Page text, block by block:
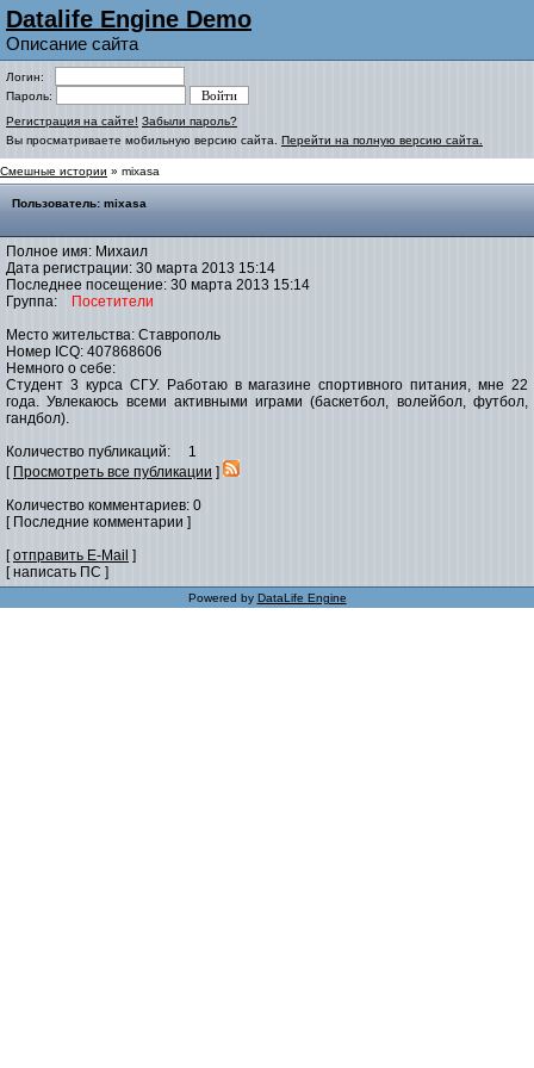
Datalife Engine Demo
Описание сайта
Логин:
Пароль:
Регистрация на сайте! Забыли пароль?
Вы просматриваете мобильную версию сайта. Перейти на полную версию сайта.
Смешные истории » mixasa
Пользователь: mixasa
Полное имя: Михаил
Дата регистрации: 30 марта 2013 15:14
Последнее посещение: 30 марта 2013 15:14
Группа:
Посетители
Место жительства: Ставрополь
Номер ICQ: 407868606
Немного о себе:
Студент 3 курса СГУ. Работаю в магазине спортивного питания, мне 22
года. Увлекаюсь всеми активными играми (баскетбол, волейбол, футбол,
гандбол).
Количество публикаций: 1
[ Просмотреть все публикации ]
Количество комментариев: 0
[ Последние комментарии ]
[отправить E-Mail ]
[ написать ПС ]
Powered by DataLife Engine